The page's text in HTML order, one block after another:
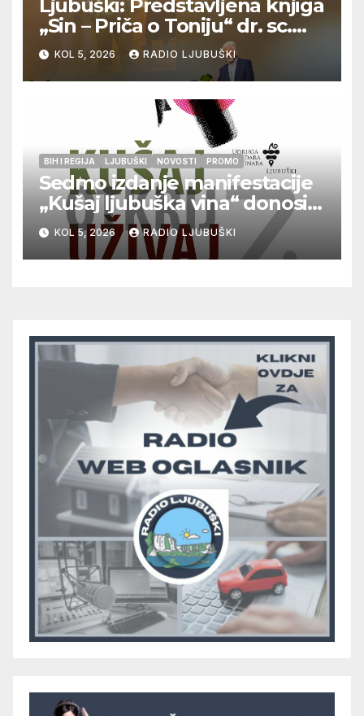
Ljubuški: Predstavljena knjiga
„Sin – Priča o Toniju“ dr. sc.
Zdenka Hercega
KOL 5, 2026 RADIO LJUBUŠKI
BIH I REGIJA LJUBUŠKI NOVOSTI PROMO
Sedmo izdanje manifestacije
„Kušaj ljubuška vina“ donosi
vrhunska vina, gastronomiju i
glazbu
KOL 5, 2026 RADIO LJUBUŠKI